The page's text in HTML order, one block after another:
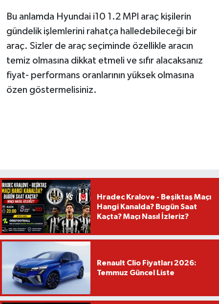
Bu anlamda Hyundai i10 1.2 MPI araç kişilerin
gündelik işlemlerini rahatça halledebileceği bir
araç. Sizler de araç seçiminde özellikle aracın
temiz olmasına dikkat etmeli ve sıfır alacaksanız
fiyat- performans oranlarının yüksek olmasına
özen göstermelisiniz.
Hradec Kralove - Beşiktaş Maçı
Hangi Kanalda? Bugün Saat
Kaçta? Maçı Nasıl İzleriz?
Renault Clio Fiyatları 2026:
Temmuz Güncel Liste